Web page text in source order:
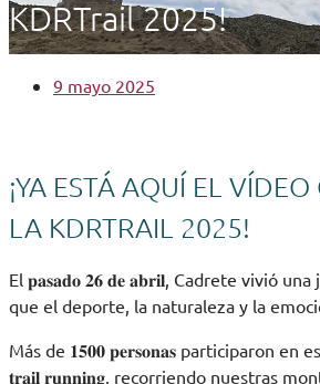
KDRTrail 2025!
9 mayo 2025
¡YA ESTÁ AQUÍ EL
LA KDRTRAIL 2025!
El 𝐩𝐚𝐬𝐚𝐝𝐨 𝟐𝟔 𝐝𝐞 𝐚𝐛𝐫𝐢𝐥, Cadrete vivió
que el deporte, la naturaleza y la
Más de 𝟏𝟓𝟎𝟎 𝐩𝐞𝐫𝐬𝐨𝐧𝐚𝐬 participaron en
𝐭𝐫𝐚𝐢𝐥 𝐫𝐮𝐧𝐧𝐢𝐧𝐠, recorriendo nuestras